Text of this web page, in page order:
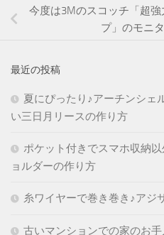
今度は3Mのスコッチ「超
プ」のモニ
最近の投稿
夏にぴったり♪アーチンシェ
い三日月リースの作り方
ポケット付きでスマホ収納
ョルダーの作り方
糸ワイヤーで巻き巻き♪アジ
古いマンションでの家のお